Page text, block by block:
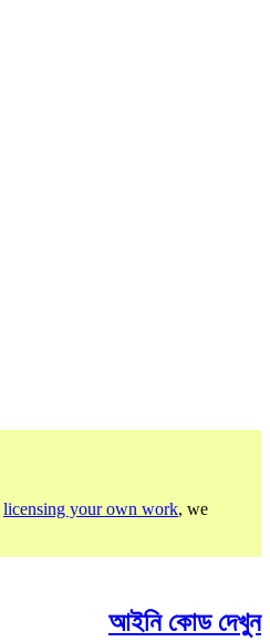
licensing your own work, we
আইনি কোড দেখুন